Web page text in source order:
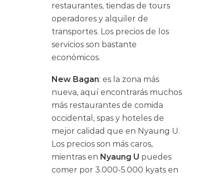
restaurantes, tiendas de tours
operadores y alquiler de
transportes. Los precios de los
servicios son bastante
económicos.
New Bagan: es la zona más
nueva, aquí encontrarás muchos
más restaurantes de comida
occidental, spas y hoteles de
mejor calidad que en Nyaung U.
Los precios son más caros,
mientras en Nyaung U puedes
comer por 3.000-5.000 kyats en